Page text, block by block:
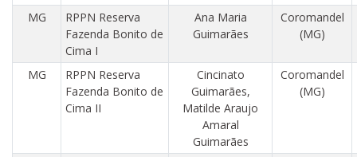
MG
RPPN Reserva
Fazenda Bonito de
Cima I
Ana Maria
Guimarães
Coromandel
(MG)
MG
RPPN Reserva
Fazenda Bonito de
Cima II
Cincinato
Guimarães,
Matilde Araujo
Amaral
Guimarães
Coromandel
(MG)